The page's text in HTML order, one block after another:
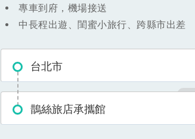
專車到府，機場接送
中長程出遊、閨蜜小旅行、跨縣市出差
台北市
鵲絲旅店承攜館